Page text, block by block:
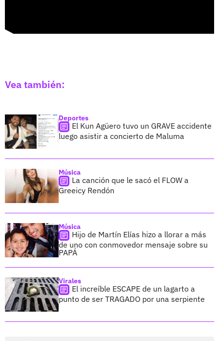
Vea también:
Deportes
El Kun Agüero tuvo un GRAVE accidente
luego asistir a concierto de Maluma
Música
La canción que le sacó el FLOW a
Greeicy Rendón
Música
Hijo de Martín Elías hizo a llorar a más
de uno con conmovedor mensaje sobre su
PAPÁ
Virales
El increíble ESCAPE de un lagarto a
punto de ser TRAGADO por una serpiente